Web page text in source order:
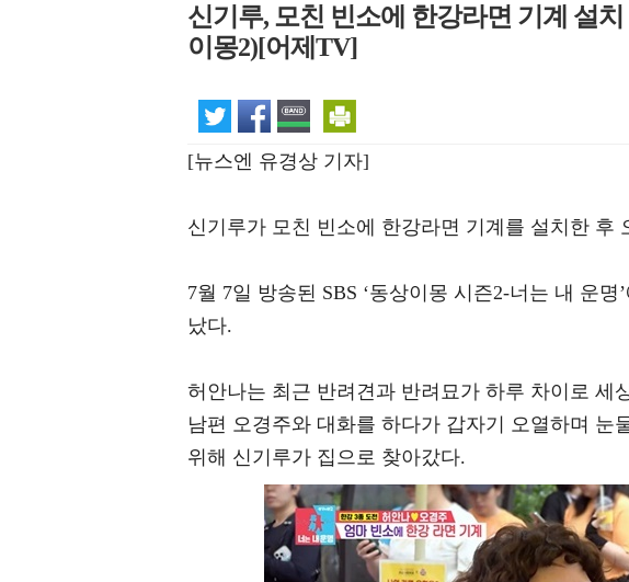
신기루, 모친 빈소에 한강라면 기계 설
이몽2)[어제TV]
[뉴스엔 유경상 기자]
신기루가 모친 빈소에 한강라면 기계를 설치한 후
7월 7일 방송된 SBS ‘동상이몽 시즌2-너는 내 운
났다.
허안나는 최근 반려견과 반려묘가 하루 차이로 세
남편 오경주와 대화를 하다가 갑자기 오열하며 눈
위해 신기루가 집으로 찾아갔다.